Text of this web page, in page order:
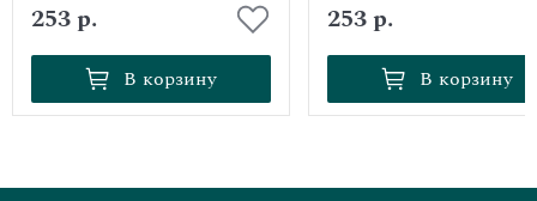
253 р.
В корзину
В корзину
253 р.
В корзину
В корзину